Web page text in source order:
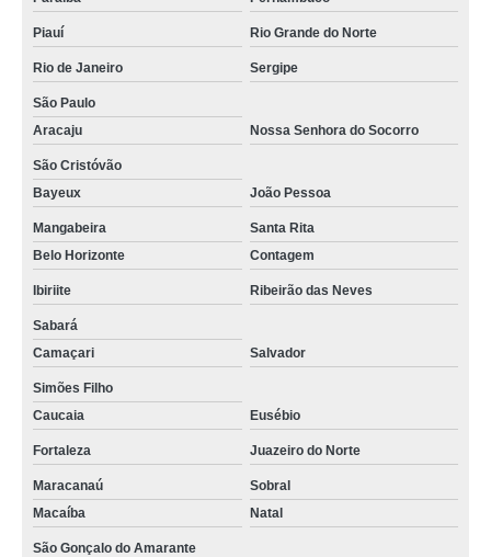
Piauí Rio Grande do Norte
Rio de Janeiro Sergipe
São Paulo
Aracaju
Nossa Senhora do Socorro
São Cristóvão
Bayeux
João Pessoa
Mangabeira
Santa Rita
Belo Horizonte
Contagem
Ibiriite Ribeirão das Neves
Sabará
Camaçari
Salvador
Simões Filho
Caucaia
Eusébio
Fortaleza Juazeiro do Norte
Maracanaú
Sobral
Macaíba
Natal
São Gonçalo do Amarante